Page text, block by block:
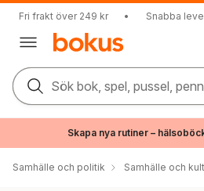
Fri frakt över 249 kr • Snabba
Sök bok, spel, pussel,
Skapa nya rutiner –
Samhälle och politik Samhälle och